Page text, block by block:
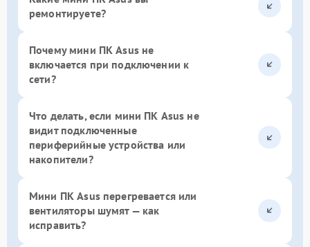
ремонтируете?
Почему мини ПК Asus не
включается при подключении к
сети?
Что делать, если мини ПК Asus не
видит подключенные
периферийные устройства или
накопители?
Мини ПК Asus перегревается или
вентиляторы шумят — как
исправить?